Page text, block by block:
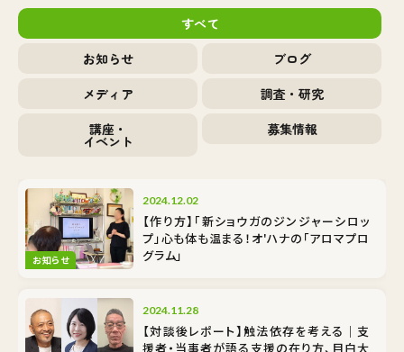
すべて
お知らせ
ブログ
メディア
調査・研究
講座・
イベント
募集情報
お知らせ
2024.12.02
【作り方】「新ショウガのジンジャーシロッ
プ」心も体も温まる！オ'ハナの「アロマプロ
グラム」
2024.11.28
【対談後レポート】触法依存を考える｜支
援者・当事者が語る支援の在り方、目白大